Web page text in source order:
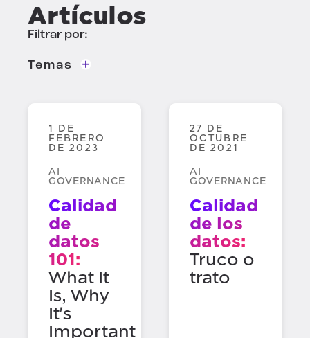
Artículos
Filtrar por:
Temas
Inteligencia de datos Gobernanza
Protección de datos Seguridad
Calidad
de
datos
101:
What It
Is, Why
It's
Important
1 DE
FEBRERO
DE 2023
AI
GOVERNANCE
Calidad
de los
datos:
Truco o
trato
27 DE
OCTUBRE
DE 2021
AI
GOVERNANCE